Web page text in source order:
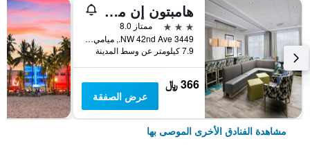
هامبتون إن ميامي - آيربورت إيست، إف إل
3 نجوم
ممتاز 8.0
3449 NW 42nd Ave., ميامي, FL, الولايات المتحدة الأميريكية
7.9 كيلومتر عن وسط المدينة
366 ﷼
عرض الصفقة
مشاهدة الفنادق الأخرى الموصى بها